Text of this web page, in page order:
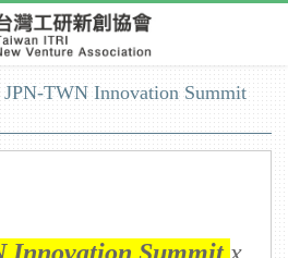
JPN-TWN Innovation Summit